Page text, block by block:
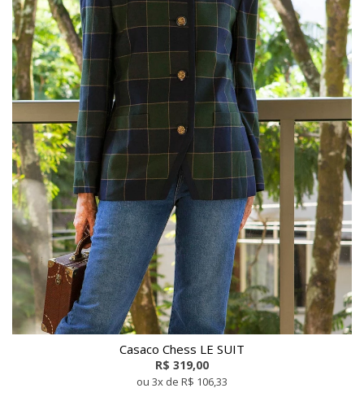
Casaco Chess LE SUIT
R$ 319,00
ou 3x de R$ 106,33